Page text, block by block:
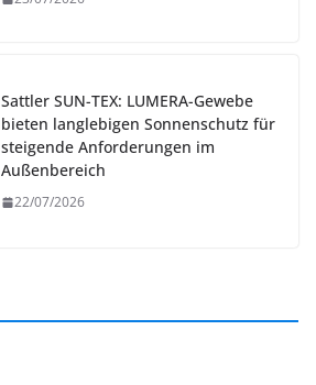
Sattler SUN-TEX: LUMERA-Gewebe
bieten langlebigen Sonnenschutz für
steigende Anforderungen im
Außenbereich
22/07/2026